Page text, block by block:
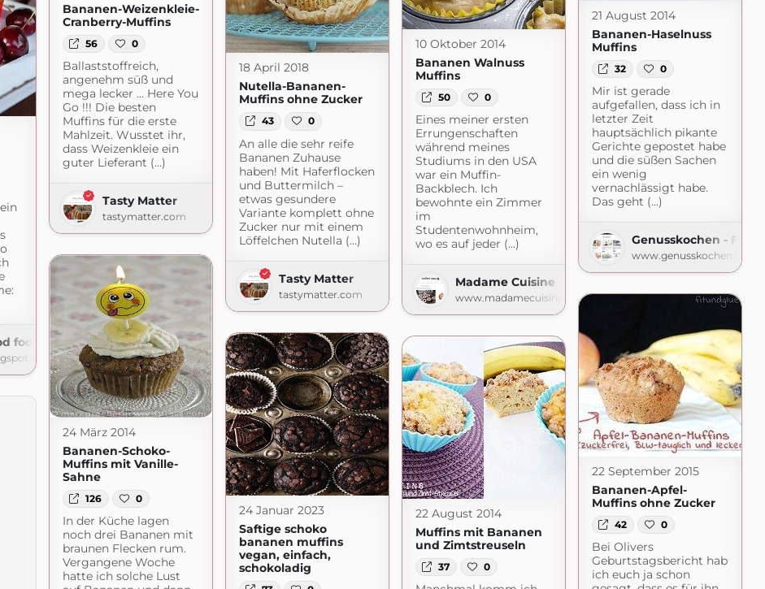
Bananen-Weizenkleie-
Cranberry-Muffins
56 0
Ballaststoffreich,
angenehm süß und
mega lecker … Here You
Go !!! Die besten
Muffins für die erste
Mahlzeit. Wusstet ihr,
dass Weizenkleie ein
guter Lieferant (...)
Tasty Matter
tastymatter.com
21 August 2014
Bananen-Haselnuss
Muffins
32 0
Mir ist gerade
aufgefallen, dass ich in
letzter Zeit
hauptsächlich pikante
Gerichte gepostet habe
und die süßen Sachen
ein wenig
vernachlässigt habe.
Das geht (...)
Genusskochen -
www.genusskochen.com
10 Oktober 2014
Bananen Walnuss
Muffins
50 0
Eines meiner ersten
Errungenschaften
während meines
Studiums in den USA
war ein Muffin-
Backblech. Ich
bewohnte ein Zimmer
im
Studentenwohnheim,
wo es auf jeder (...)
Madame Cuisine
www.madamecuisine.de
18 April 2018
Nutella-Bananen-
Muffins ohne Zucker
43 0
An alle die sehr reife
Bananen Zuhause
haben! Mit Haferflocken
und Buttermilch –
etwas gesundere
Variante komplett ohne
Zucker nur mit einem
Löffelchen Nutella (...)
Tasty Matter
tastymatter.com
foodblog
24 März 2014
Bananen-Schoko-
Muffins mit Vanille-
Sahne
126 0
In der Küche lagen
noch drei Bananen mit
braunen Flecken rum.
Vergangene Woche
hatte ich solche Lust
22 September 2015
Bananen-Apfel-
Muffins ohne Zucker
42 0
Bei Olivers
Geburtstagsbericht hab
ich euch ja schon
24 Januar 2023
Saftige schoko
bananen muffins
vegan, einfach,
schokoladig
22 August 2014
Muffins mit Bananen
und Zimtstreuseln
37 0